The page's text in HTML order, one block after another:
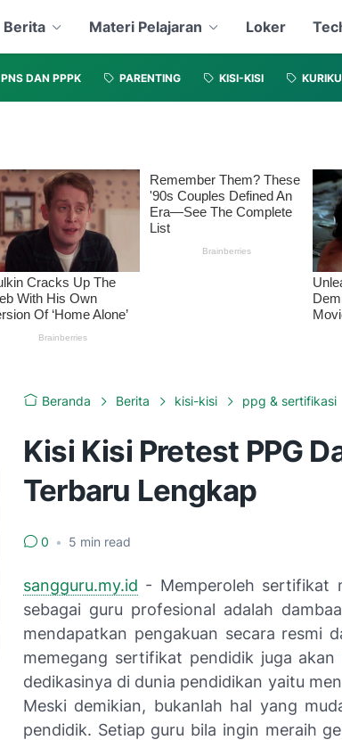
Berita Materi Pelajaran Loker
PNS DAN PPPK PARENTING KISI-KISI
Beranda Berita kisi-kisi ppg & sertifikasi
Kisi Kisi Pretest PPG
Terbaru Lengkap
0 • 5 min read
sangguru.my.id - Memperoleh sertifikat
sebagai guru profesional adalah
mendapatkan pengakuan secara resmi
memegang sertifikat pendidik juga
dedikasinya di dunia pendidikan yaitu
Meski demikian, bukanlah hal yang
pendidik. Setiap guru bila ingin meraih